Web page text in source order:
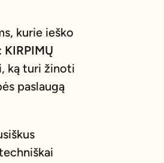
kurie ieško
KIRPIMŲ
ką turi žinoti
paslaugą